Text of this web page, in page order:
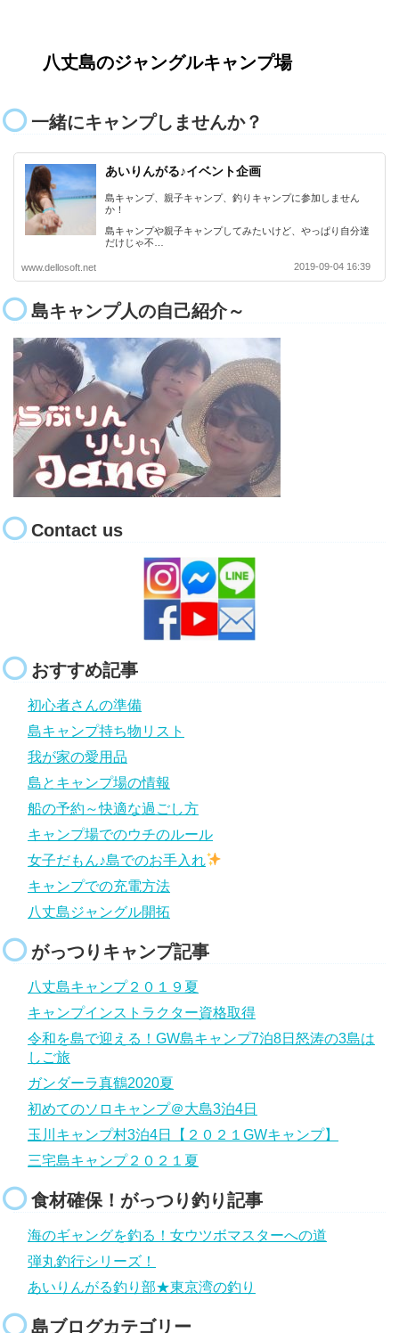
八丈島のジャングルキャンプ場
一緒にキャンプしませんか？
あいりんがる♪イベント企画
島キャンプ、親子キャンプ、釣りキャンプに参加しません
か！
島キャンプや親子キャンプしてみたいけど、やっぱり自分達
だけじゃ不…
www.dellosoft.net 2019-09-04 16:39
島キャンプ人の自己紹介～
Contact us
おすすめ記事
初心者さんの準備
島キャンプ持ち物リスト
我が家の愛用品
島とキャンプ場の情報
船の予約～快適な過ごし方
キャンプ場でのウチのルール
女子だもん♪島でのお手入れ
キャンプでの充電方法
八丈島ジャングル開拓
がっつりキャンプ記事
八丈島キャンプ２０１９夏
キャンプインストラクター資格取得
令和を島で迎える！GW島キャンプ7泊8日怒涛の3島は
しご旅
ガンダーラ真鶴2020夏
初めてのソロキャンプ＠大島3泊4日
玉川キャンプ村3泊4日【２０２１GWキャンプ】
三宅島キャンプ２０２１夏
食材確保！がっつり釣り記事
海のギャングを釣る！女ウツボマスターへの道
弾丸釣行シリーズ！
あいりんがる釣り部★東京湾の釣り
島ブログカテゴリー